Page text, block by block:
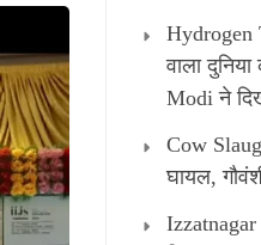
Hydrogen
वाला
Modi ने
Cow
घायल,